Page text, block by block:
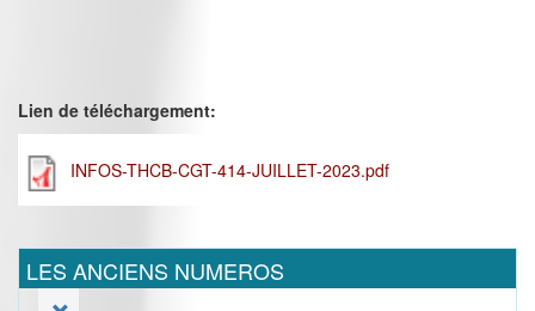
Lien de téléchargement:
INFOS-THCB-CGT-414-JUILLET-2023.pdf
LES ANCIENS NUMEROS